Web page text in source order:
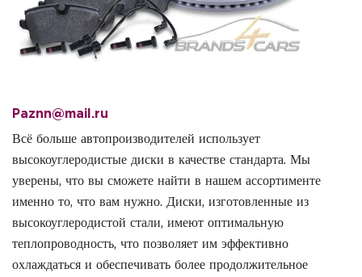
Paznn@mail.ru
Всё больше автопроизводителей использует
высокоуглеродистые диски в качестве стандарта. Мы
уверены, что вы сможете найти в нашем ассортименте
именно то, что вам нужно. Диски, изготовленные из
высокоуглеродистой стали, имеют оптимальную
теплопроводность, что позволяет им эффективно
охлаждаться и обеспечивать более продолжительное